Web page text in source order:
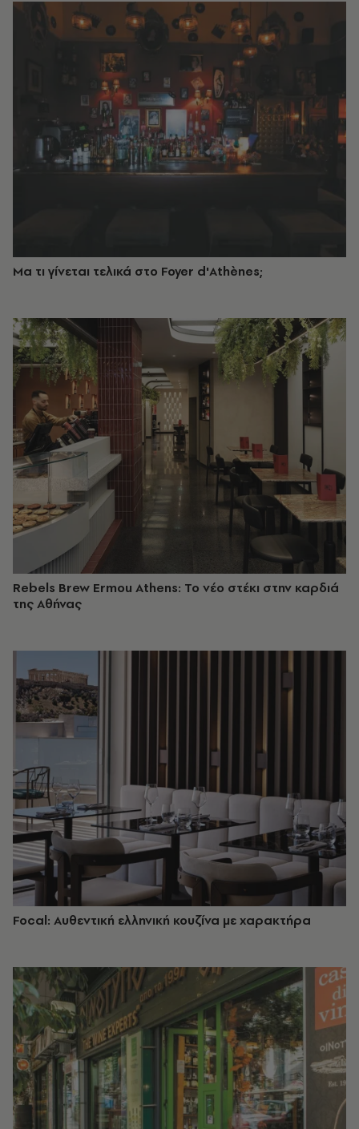
Μα τι γίνεται τελικά στο Foyer d'Athènes;
Rebels Brew Εrmou Athens: Το νέο στέκι στην καρδιά
της Αθήνας
Focal: Αυθεντική ελληνική κουζίνα με χαρακτήρα